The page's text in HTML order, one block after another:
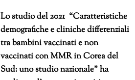
Lo studio del 2021 “Caratteristiche
demografiche e cliniche differenziali
tra bambini vaccinati e non
vaccinati con MMR in Corea del
Sud: uno studio nazionale” ha